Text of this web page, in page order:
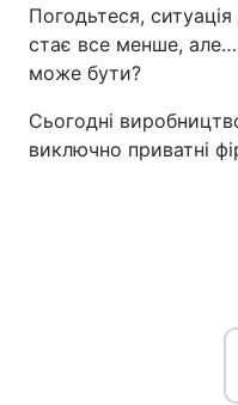
Погодьтеся,
стає все менше,
може бути?
Сьогодні
виключно приватні